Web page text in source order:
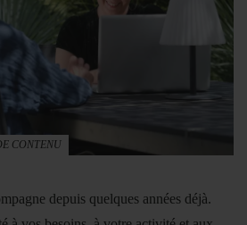
CONTENU
depuis quelques années déjà.